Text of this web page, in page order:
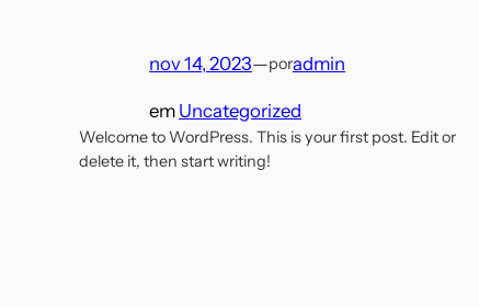
nov 14, 2023—poradmin
em Uncategorized
Welcome to WordPress. This is your first post. Edit or
delete it, then start writing!